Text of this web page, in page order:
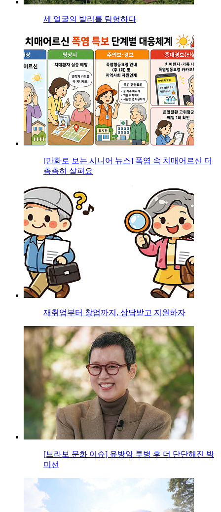
세 얼굴의 발리를 탐험하다
[만화로 보는 시니어 뉴스] 폭염 속 치매어르신 더
촘촘히 살펴요
재취업부터 창업까지, 상담받고 지원하자
[브라보 문화 이슈] 유방암 투병 후 더 단단해진 박
미선